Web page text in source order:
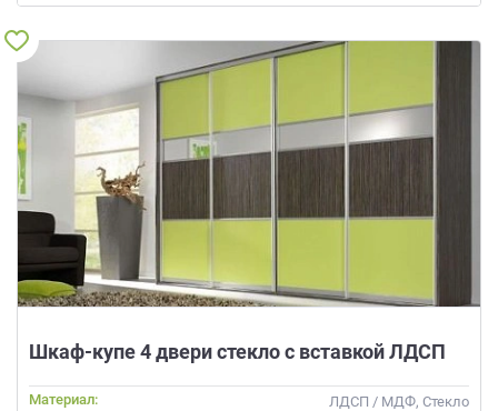
Шкаф-купе 4 двери стекло с вставкой ЛДСП
Материал: ЛДСП / МДФ, Стекло